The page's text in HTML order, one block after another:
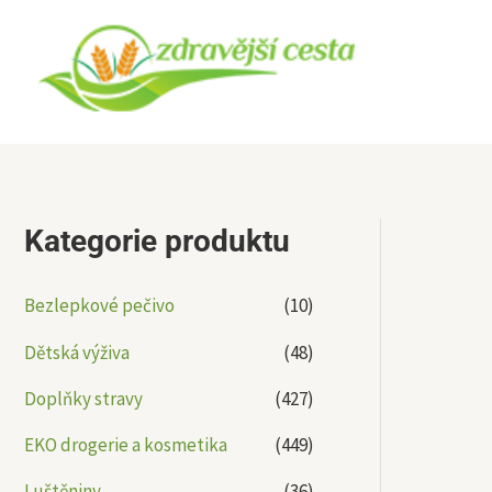
obsah
Kategorie produktu
Bezlepkové pečivo
(10)
Dětská výživa
(48)
Doplňky stravy
(427)
EKO drogerie a kosmetika
(449)